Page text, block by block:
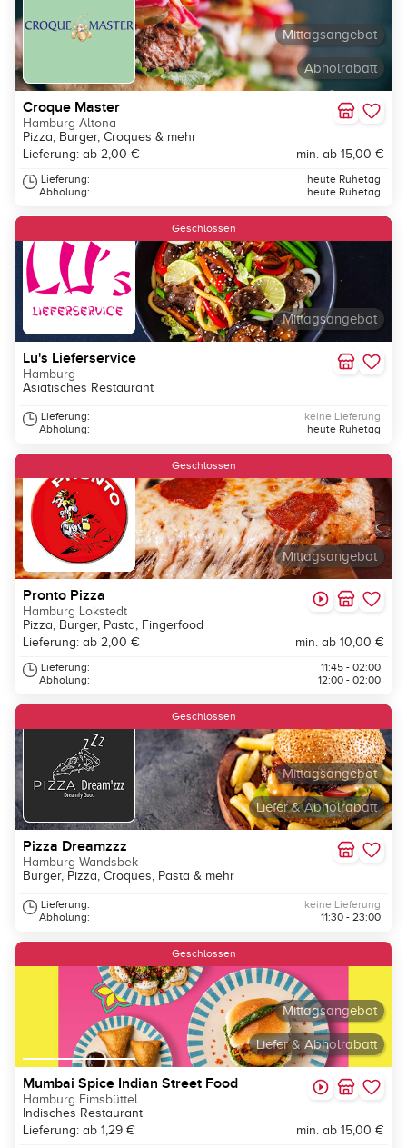
Abholrabatt
Mittagsangebot
Croque Master
Hamburg Altona
Pizza, Burger, Croques & mehr
Lieferung: ab 2,00 €
min. ab 15,00 €
Lieferung:
Abholung:
heute Ruhetag
heute Ruhetag
Mittagsangebot
Geschlossen
Lu's Lieferservice
Hamburg
Asiatisches Restaurant
Lieferung:
Abholung:
keine Lieferung
heute Ruhetag
Mittagsangebot
Geschlossen
Pronto Pizza
Hamburg Lokstedt
Pizza, Burger, Pasta, Fingerfood
Lieferung: ab 2,00 €
min. ab 10,00 €
Lieferung:
Abholung:
11:45 - 02:00
12:00 - 02:00
Liefer & Abholrabatt
Mittagsangebot
Geschlossen
Pizza Dreamzzz
Hamburg Wandsbek
Burger, Pizza, Croques, Pasta & mehr
Lieferung:
Abholung:
keine Lieferung
11:30 - 23:00
Liefer & Abholrabatt
Mittagsangebot
Geschlossen
Mumbai Spice Indian Street Food
Hamburg Eimsbüttel
Indisches Restaurant
Lieferung: ab 1,29 €
min. ab 15,00 €